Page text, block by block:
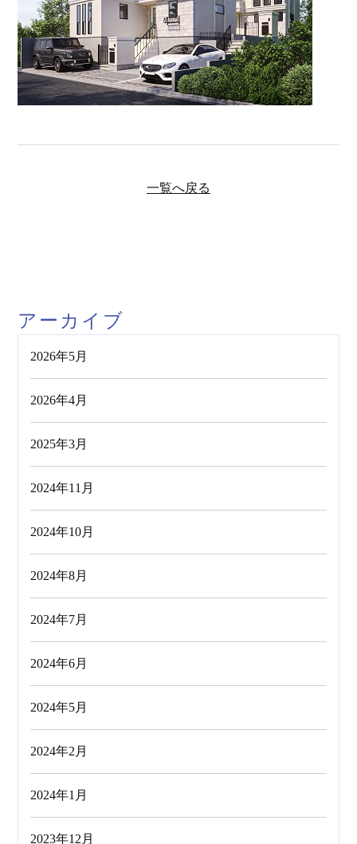
一覧へ戻る
アーカイブ
2026年5月
2026年4月
2025年3月
2024年11月
2024年10月
2024年8月
2024年7月
2024年6月
2024年5月
2024年2月
2024年1月
2023年12月